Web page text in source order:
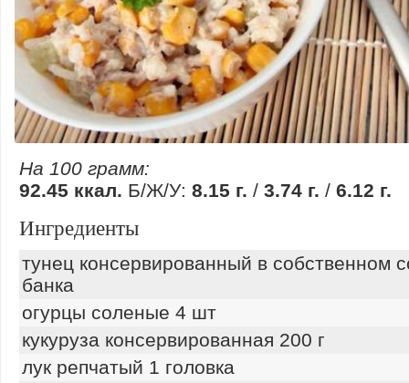
На 100 грамм:
92.45 ккал. Б/Ж/У: 8.15 г. / 3.74 г. / 6.12 г.
Ингредиенты
тунец консервированный в собственном
банка
огурцы соленые 4 шт
кукуруза консервированная 200 г
лук репчатый 1 головка